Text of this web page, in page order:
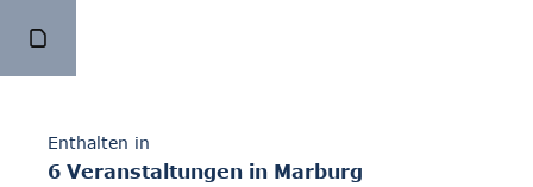
Enthalten in
6 Veranstaltungen in Marburg